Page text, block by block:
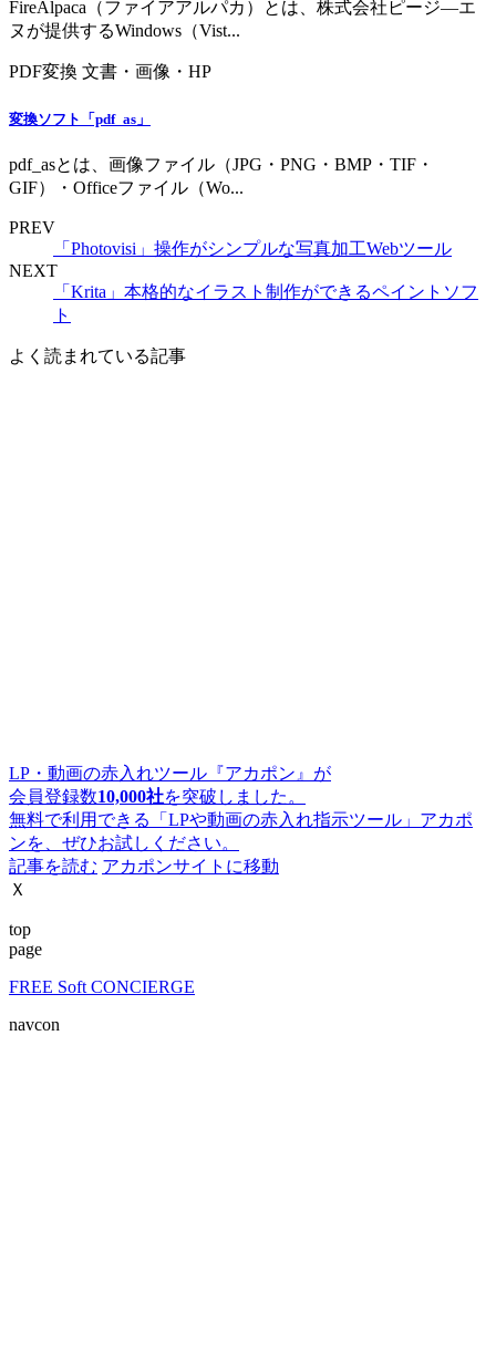
FireAlpaca（ファイアアルパカ）とは、株式会社ピージ―エ
ヌが提供するWindows（Vist...
PDF変換 文書・画像・HP
変換ソフト「pdf_as」
pdf_asとは、画像ファイル（JPG・PNG・BMP・TIF・
GIF）・Officeファイル（Wo...
PREV
「Photovisi」操作がシンプルな写真加工Webツール
NEXT
「Krita」本格的なイラスト制作ができるペイントソフ
ト
よく読まれている記事
LP・動画の赤入れツール『アカポン』が
会員登録数10,000社を突破しました。
無料で利用できる「LPや動画の赤入れ指示ツール」アカポ
ンを、ぜひお試しください。
記事を読む アカポンサイトに移動
Ｘ
top
page
FREE Soft CONCIERGE
navcon